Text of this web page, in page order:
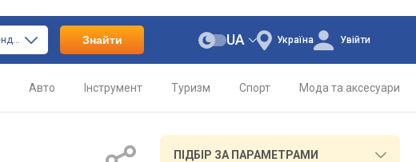
тільки міксери й блендери Знайти Україна
UA Увійти
Авто Інструмент Туризм Спорт Мода та аксесуари
ПІДБІР ЗА ПАРАМЕТРАМИ